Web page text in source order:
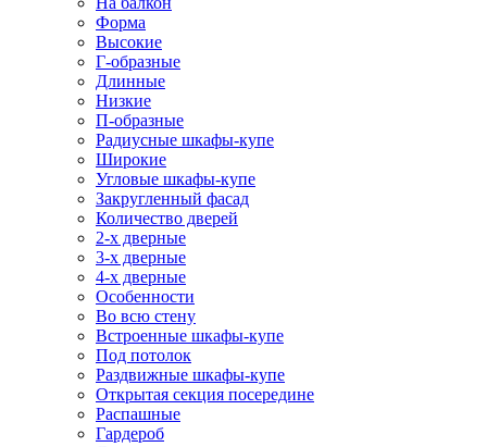
Форма
Высокие
Г-образные
Длинные
Низкие
П-образные
Радиусные шкафы-купе
Широкие
Угловые шкафы-купе
Закругленный фасад
Количество дверей
2-х дверные
3-х дверные
4-х дверные
Особенности
Во всю стену
Встроенные шкафы-купе
Под потолок
Раздвижные шкафы-купе
Открытая секция посередине
Распашные
Гардероб